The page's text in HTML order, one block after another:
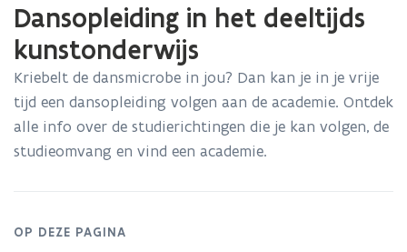
gaan
met
laden.
bevindt
zich
op:
Dansopleiding
Dansopleiding in het deeltijds
kunstonderwijs
Kriebelt de dansmicrobe in jou? Dan kan je in je vrije
tijd een dansopleiding volgen aan de academie. Ontdek
alle info over de studierichtingen die je kan volgen, de
studieomvang en vind een academie.
OP DEZE PAGINA